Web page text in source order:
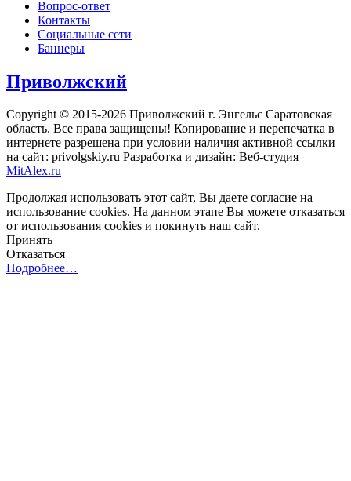
Вопрос-ответ
Контакты
Социальные сети
Баннеры
Приволжский
Copyright © 2015-2026 Приволжский г. Энгельс Саратовская
область. Все права защищены! Копирование и перепечатка в
интернете разрешена при условии наличия активной ссылки
на сайт: privolgskiy.ru Разработка и дизайн: Веб-студия
MitAlex.ru
Продолжая использовать этот сайт, Вы даете согласие на
использование cookies. На данном этапе Вы можете отказаться
от использования cookies и покинуть наш сайт.
Принять
Отказаться
Подробнее…